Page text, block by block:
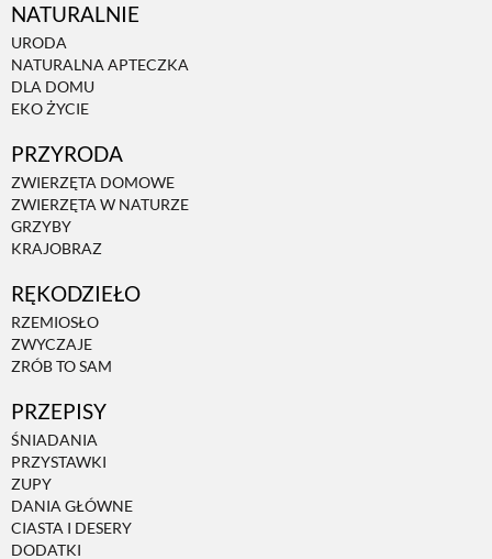
NATURALNIE
URODA
NATURALNA APTECZKA
DLA DOMU
EKO ŻYCIE
PRZYRODA
ZWIERZĘTA DOMOWE
ZWIERZĘTA W NATURZE
GRZYBY
KRAJOBRAZ
RĘKODZIEŁO
RZEMIOSŁO
ZWYCZAJE
ZRÓB TO SAM
PRZEPISY
ŚNIADANIA
PRZYSTAWKI
ZUPY
DANIA GŁÓWNE
CIASTA I DESERY
DODATKI